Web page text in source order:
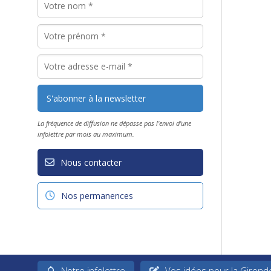
La fréquence de diffusion ne dépasse pas l'envoi d'une
infolettre par mois au maximum.
Nous contacter
Nos permanences